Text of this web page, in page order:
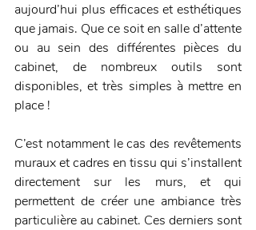
aujourd’hui plus efficaces et esthétiques
que jamais. Que ce soit en salle d’attente
ou au sein des différentes pièces du
cabinet, de nombreux outils sont
disponibles, et très simples à mettre en
place !
C’est notamment le cas des revêtements
muraux et cadres en tissu qui s’installent
directement sur les murs, et qui
permettent de créer une ambiance très
particulière au cabinet. Ces derniers sont